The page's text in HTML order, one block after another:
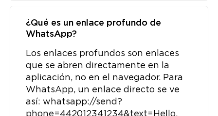
¿Qué es un enlace profundo de
WhatsApp?
Los enlaces profundos son enlaces
que se abren directamente en la
aplicación, no en el navegador. Para
WhatsApp, un enlace directo se ve
así: whatsapp://send?
phone=442012341234&text=Hello.